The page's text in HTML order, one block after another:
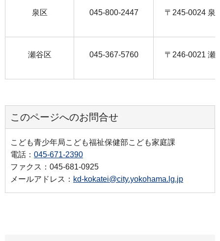
泉区 045-800-2447 〒245-0024 泉
瀬谷区 045-367-5760 〒246-0021 瀬
このページへのお問合せ
こども青少年局こども福祉保健部こども家庭課
電話： 045-671-2390
ファクス：045-681-0925
メールアドレス： kd-kokatei@city.yokohama.lg.jp